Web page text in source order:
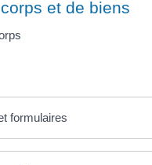
et de biens
formulaires